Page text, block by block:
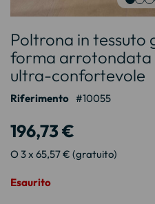
all'inizio
della
galleria
di
immagini
Poltrona in tessuto
forma arrotondata
ultra-confortevole
Riferimento 10055
196,73 €
O 3 x 65,57 € (gratuito)
Esaurito